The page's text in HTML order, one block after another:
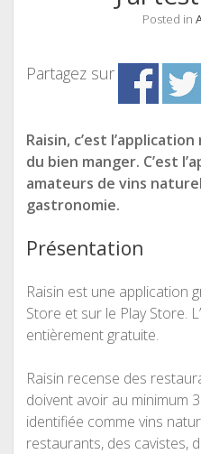
Posted in
Partagez sur
Raisin, c’est
du bien manger. C’est
amateurs de vins
gastronomie.
Présentation
Raisin est une application
Store et sur le Play Store.
entièrement gratuite.
Raisin recense des
doivent avoir au minimum
identifiée comme vins
restaurants, des cavistes,